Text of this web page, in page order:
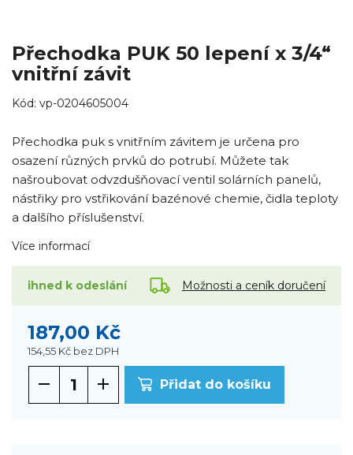
Přechodka PUK 50 lepení x 3/4“
vnitřní závit
Kód: vp-0204605004
Přechodka puk s vnitřním závitem je určena pro
osazení různých prvků do potrubí. Můžete tak
našroubovat odvzdušňovací ventil solárních panelů,
nástřiky pro vstřikování bazénové chemie, čidla teploty
a dalšího příslušenství.
Více informací
ihned k odeslání Možnosti a ceník doručení
187,00 Kč
154,55 Kč bez DPH
Přidat do košíku